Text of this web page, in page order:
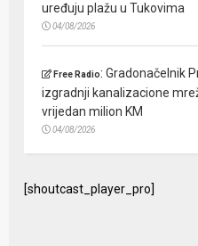
uređuju plažu u Tukovima
04/08/2026
Free Radio:Gradonačelnik
izgradnji kanalizacione
vrijedan milion KM
04/08/2026
[shoutcast_player_pro]